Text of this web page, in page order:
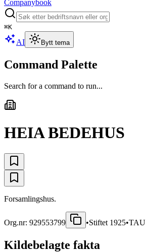
Companybook
⌘K
AI Bytt tema
Command Palette
Search for a command to run...
HEIA BEDEHUS
Forsamlingshus.
Org.nr: 929553799 •Stiftet 1925•TAU
Kildebelagte fakta